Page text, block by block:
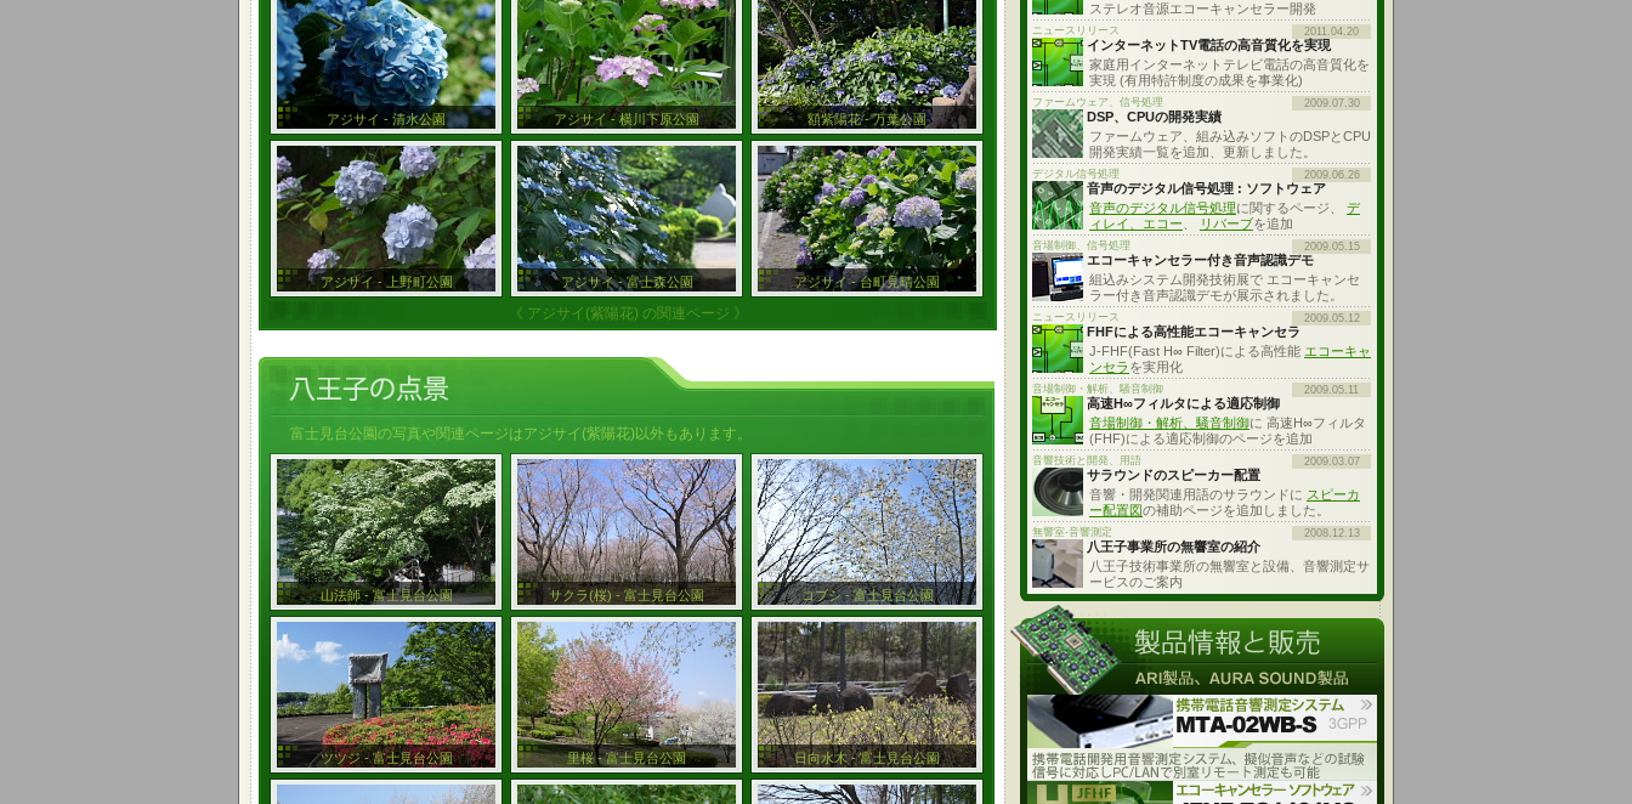
アジサイ - 清水公園 アジサイ - 横川下原公園 額紫陽花 - 万葉公園
アジサイ - 上野町公園 アジサイ - 富士森公園 アジサイ - 台町見晴公園
《 アジサイ(紫陽花) の関連ページ 》
富士見台公園の写真や関連ページはアジサイ(紫陽花)以外もあります。
山法師 - 富士見台公園 サクラ(桜) - 富士見台公園 コブシ - 富士見台公園
ツツジ - 富士見台公園 里桜 - 富士見台公園 日向水木 - 富士見台公園
ステレオ音源エコーキャンセラー開発
ニュースリリース 2011.04.20
インターネットTV電話の高音質化を実現
家庭用インターネットテレビ電話の高音質化を
実現 (有用特許制度の成果を事業化)
ファームウェア、信号処理 2009.07.30
DSP、CPUの開発実績
ファームウェア、組み込みソフトのDSPとCPU
開発実績一覧を追加、更新しました。
デジタル信号処理 2009.06.26
音声のデジタル信号処理 : ソフトウェア
音声のデジタル信号処理に関するページ、 デ
ィレイ、エコー
リバーブを追加
音場制御、信号処理 2009.05.15
エコーキャンセラー付き音声認識デモ
組込みシステム開発技術展で エコーキャンセ
ラー付き音声認識デモが展示されました。
ニュースリリース 2009.05.12
FHFによる高性能エコーキャンセラ
J-FHF(Fast H∞ Filter)による高性能 エコーキャ
ンセラ を実用化
音場制御・解析、騒音制御 2009.05.11
高速H∞フィルタによる適応制御
音場制御・解析、騒音制御に 高速H∞フィルタ
(FHF)による適応制御のページを追加
音響技術と開発、用語 2009.03.07
サラウンドのスピーカー配置
音響・開発関連用語のサラウンドに スピーカ
ー配置図の補助ページを追加しました。
無響室-音響測定 2008.12.13
八王子事業所の無響室の紹介
八王子技術事業所の無響室と設備、音響測定サ
ービスのご案内